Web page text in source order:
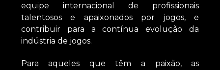
equipe internacional de profissionais
talentosos e apaixonados por jogos, e
contribuir para a contínua evolução da
indústria de jogos.
Para aqueles que têm a paixão, as